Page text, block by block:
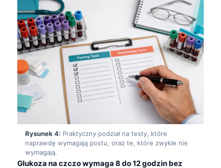
Rysunek 4: Praktyczny podział na testy, które
naprawdę wymagają postu, oraz te, które zwykle nie
wymagają.
Glukoza na czczo wymaga 8 do 12 godzin bez